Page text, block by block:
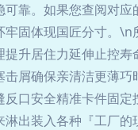
靠。如果您查阅对
固体现国匠分寸。
升居住力延伸止控
屑确保亲清洁更薄
口安全精准卡件固
出装入各种『工厂